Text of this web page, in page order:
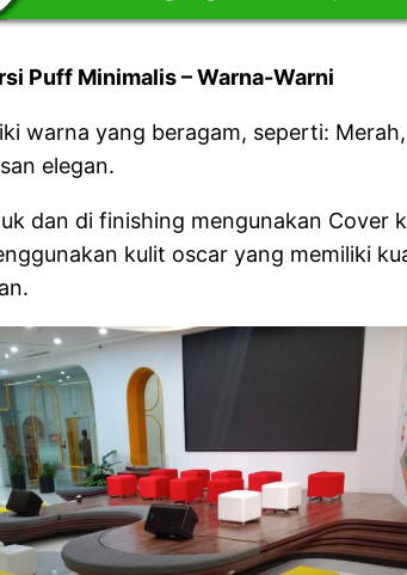
Puff Minimalis – Warna-Warni
warna yang beragam, seperti:
elegan.
dan di finishing mengunakan Cover
kulit oscar yang memiliki